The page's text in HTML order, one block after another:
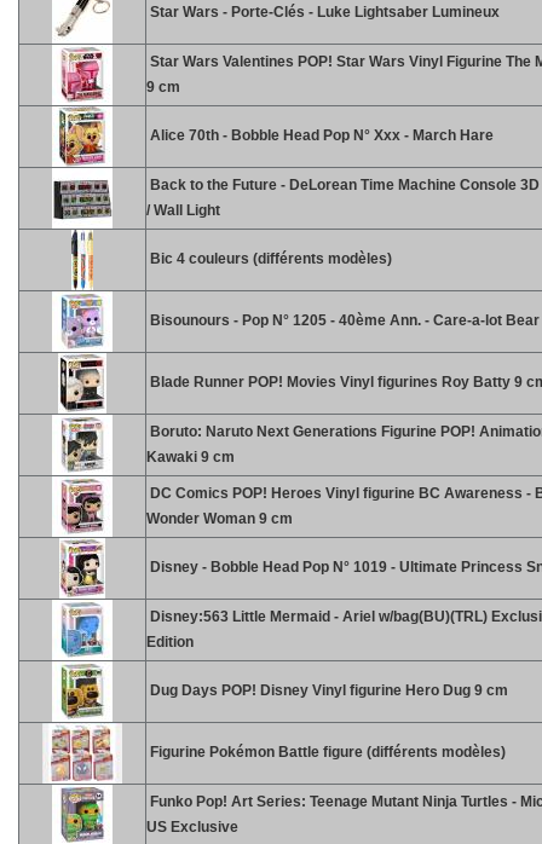
Star Wars - Porte-Clés - Luke Lightsaber Lumineux
Star Wars Valentines POP! Star Wars Vinyl Figurine The
9 cm
Alice 70th - Bobble Head Pop N° Xxx - March Hare
Back to the Future - DeLorean Time Machine Console
/ Wall Light
Bic 4 couleurs (différents modèles)
Bisounours - Pop N° 1205 - 40ème Ann. - Care-a-lot Bear
Blade Runner POP! Movies Vinyl figurines Roy Batty 9
Boruto: Naruto Next Generations Figurine POP!
Kawaki 9 cm
DC Comics POP! Heroes Vinyl figurine BC Awareness -
Wonder Woman 9 cm
Disney - Bobble Head Pop N° 1019 - Ultimate Princess
Disney:563 Little Mermaid - Ariel w/bag(BU)(TRL)
Edition
Dug Days POP! Disney Vinyl figurine Hero Dug 9 cm
Figurine Pokémon Battle figure (différents modèles)
Funko Pop! Art Series: Teenage Mutant Ninja Turtles -
US Exclusive